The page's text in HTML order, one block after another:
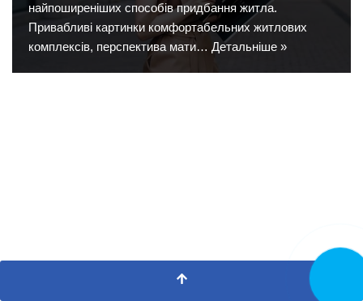
найпоширеніших способів придбання житла.
Привабливі картинки комфортабельних житлових
комплексів, перспектива мати… Детальніше »